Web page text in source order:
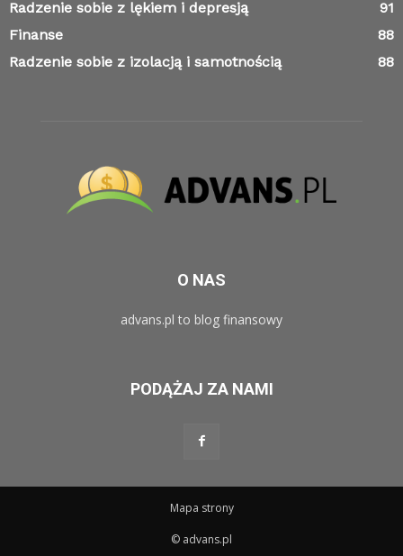
Radzenie sobie z lękiem i depresją
91
Finanse
88
Radzenie sobie z izolacją i samotnością
88
O NAS
advans.pl to blog finansowy
PODĄŻAJ ZA NAMI
Mapa strony
© advans.pl